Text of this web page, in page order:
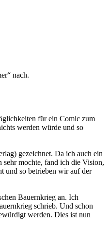
nach.
für ein Comic zum
werden würde und so
gezeichnet. Da ich auch ein
mochte, fand ich die Vision,
und so betrieben wir auf der
Bauernkrieg an. Ich
schrieb. Und schon
werden. Dies ist nun